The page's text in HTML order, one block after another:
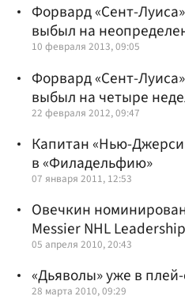
Форвард «Сент-
выбыл на
10 февраля 2013, 09:05
Форвард «Сент-
выбыл на четыре
22 февраля 2012, 09:47
Капитан «Нью-
в «Филадельфию»
07 января 2011, 12:53
Овечкин
Messier NHL
05 апреля 2010, 20:43
«Дьяволы» уже в
28 марта 2010, 09:29